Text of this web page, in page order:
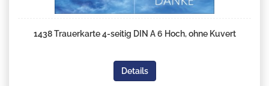
1438 Trauerkarte 4-seitig DIN A 6 Hoch, ohne Kuvert
Details